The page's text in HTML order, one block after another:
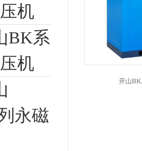
机
BK系
机
永磁
开山